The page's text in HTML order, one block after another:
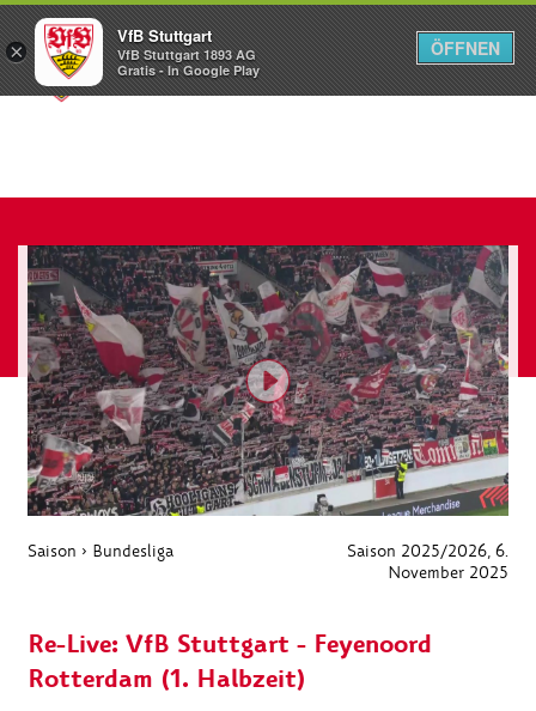
Menü
Saison › Bundesliga Saison 2025/2026, 6.
November 2025
Re-Live: VfB Stuttgart - Feyenoord
Rotterdam (1. Halbzeit)
×
VfB Stuttgart
VfB Stuttgart 1893 AG
Gratis - In Google Play
ÖFFNEN